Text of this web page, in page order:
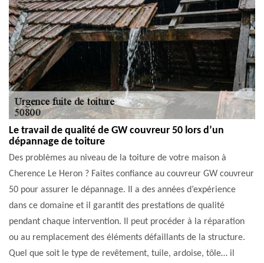
Le travail de qualité de GW couvreur 50 lors d’un
dépannage de toiture
Des problèmes au niveau de la toiture de votre maison à
Cherence Le Heron ? Faites confiance au couvreur GW couvreur
50 pour assurer le dépannage. Il a des années d’expérience
dans ce domaine et il garantit des prestations de qualité
pendant chaque intervention. Il peut procéder à la réparation
ou au remplacement des éléments défaillants de la structure.
Quel que soit le type de revêtement, tuile, ardoise, tôle… il